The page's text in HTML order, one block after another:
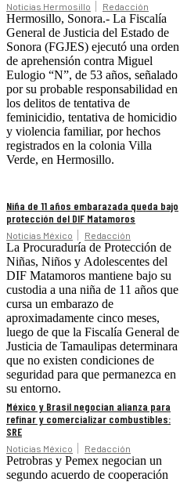
Noticias Hermosillo Redacción
Hermosillo, Sonora.- La Fiscalía
General de Justicia del Estado de
Sonora (FGJES) ejecutó una orden
de aprehensión contra Miguel
Eulogio “N”, de 53 años, señalado
por su probable responsabilidad en
los delitos de tentativa de
feminicidio, tentativa de homicidio
y violencia familiar, por hechos
registrados en la colonia Villa
Verde, en Hermosillo.
Niña de 11 años embarazada queda bajo
protección del DIF Matamoros
Noticias México Redacción
La Procuraduría de Protección de
Niñas, Niños y Adolescentes del
DIF Matamoros mantiene bajo su
custodia a una niña de 11 años que
cursa un embarazo de
aproximadamente cinco meses,
luego de que la Fiscalía General de
Justicia de Tamaulipas determinara
que no existen condiciones de
seguridad para que permanezca en
su entorno.
México y Brasil negocian alianza para
refinar y comercializar combustibles:
SRE
Noticias México Redacción
Petrobras y Pemex negocian un
segundo acuerdo de cooperación